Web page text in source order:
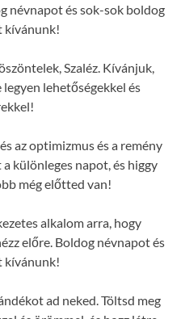
névnapot és sok-sok boldog
kívánunk!
Szaléz. Kívánjuk,
lehetőségekkel és
az optimizmus és a remény
különleges napot, és higgy
még előtted van!
alkalom arra, hogy
előre. Boldog névnapot és
kívánunk!
ad neked. Töltsd meg